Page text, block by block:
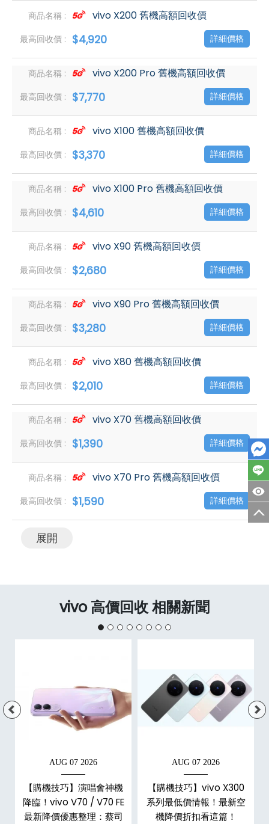
vivo X200 舊機高額回收價
$4,920 詳細價格
vivo X200 Pro 舊機高額回收價
$7,770 詳細價格
vivo X100 舊機高額回收價
$3,370 詳細價格
vivo X100 Pro 舊機高額回收價
$4,610 詳細價格
vivo X90 舊機高額回收價
$2,680 詳細價格
vivo X90 Pro 舊機高額回收價
$3,280 詳細價格
vivo X80 舊機高額回收價
$2,010 詳細價格
vivo X70 舊機高額回收價
$1,390 詳細價格
vivo X70 Pro 舊機高額回收價
$1,590 詳細價格
展開
vivo 高價回收 相關新聞
AUG 07 2026
【購機技巧】演唱會神機
降臨！vivo V70 / V70 FE
最新降價優惠整理：蔡司
AUG 07 2026
【購機技巧】vivo X300
系列最低價情報！最新空
機降價折扣看這篇！